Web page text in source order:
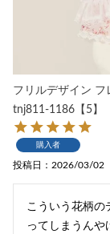
フリルデザイン フ
tnj811-1186【5】
購入者
投稿日 2026/03/02
こういう花柄の
ってしまうんや